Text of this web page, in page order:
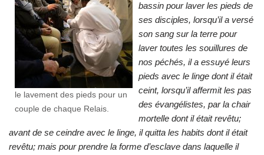
le lavement des pieds pour un
couple de chaque Relais.
bassin pour laver les pieds de
ses disciples, lorsqu’il a versé
son sang sur la terre pour
laver toutes les souillures de
nos péchés, il a essuyé leurs
pieds avec le linge dont il était
ceint, lorsqu’il affermit les pas
des évangélistes, par la chair
mortelle dont il était revêtu;
avant de se ceindre avec le linge, il quitta les habits dont il était
revêtu; mais pour prendre la forme d’esclave dans laquelle il